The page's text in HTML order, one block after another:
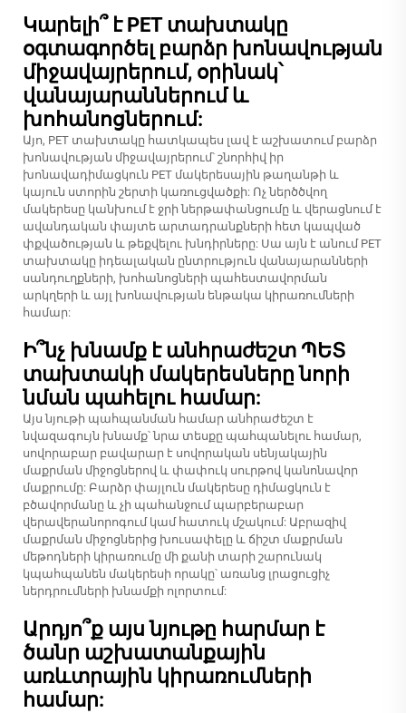
Կարելի՞ է PET տախտակը
օգտագործել բարձր խոնավության
միջավայրերում, օրինակ՝
վանայարաններում և
խոհանոցներում:
Այո, PET տախտակը հատկապես լավ է աշխատում բարձր
խոնավության միջավայրերում՝ շնորհիվ իր
խոնավադիմացկուն PET մակերեսային թաղանթի և
կայուն ստորին շերտի կառուցվածքի: Ոչ ներծծվող
մակերեսը կանխում է ջրի ներթափանցումը և վերացնում է
ավանդական փայտե արտադրանքների հետ կապված
փքվածության և թեքվելու խնդիրները: Սա այն է անում PET
տախտակը իդեալական ընտրություն վանայարանների
սանդուղքների, խոհանոցների պահեստավորման
արկղերի և այլ խոնավության ենթակա կիրառումների
համար:
Ի՞նչ խնամք է անհրաժեշտ ՊԵՏ
տախտակի մակերեսները նորի
նման պահելու համար:
Այս նյութի պահպանման համար անհրաժեշտ է
նվազագույն խնամք՝ նրա տեսքը պահպանելու համար,
սովորաբար բավարար է սովորական սենյակային
մաքրման միջոցներով և փափուկ սուրթով կանոնավոր
մաքրումը: Բարձր փայլուն մակերեսը դիմացկուն է
բծավորմանը և չի պահանջում պարբերաբար
վերավերանորոգում կամ հատուկ մշակում: Աբրազիվ
մաքրման միջոցներից խուսափելը և ճիշտ մաքրման
մեթոդների կիրառումը մի քանի տարի շարունակ
կպահպանեն մակերեսի որակը՝ առանց լրացուցիչ
ներդրումների խնամքի ոլորտում:
Արդյո՞ք այս նյութը հարմար է
ծանր աշխատանքային
առևտրային կիրառումների
համար: